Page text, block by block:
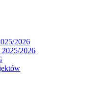
2026
2026